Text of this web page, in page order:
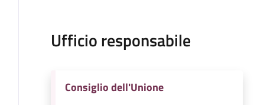
Ufficio responsabile
Consiglio dell'Unione